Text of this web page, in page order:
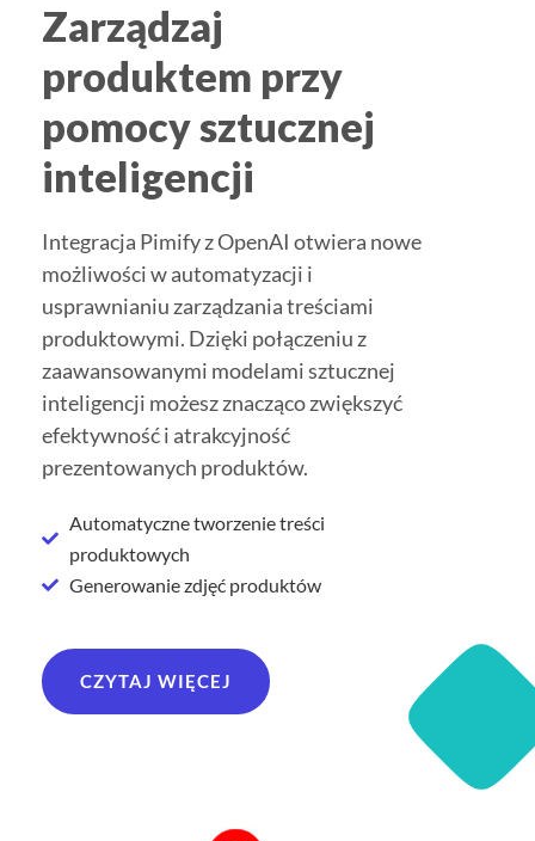
Zarządzaj
produktem przy
pomocy sztucznej
inteligencji
Integracja Pimify z OpenAI otwiera nowe
możliwości w automatyzacji i
usprawnianiu zarządzania treściami
produktowymi. Dzięki połączeniu z
zaawansowanymi modelami sztucznej
inteligencji możesz znacząco zwiększyć
efektywność i atrakcyjność
prezentowanych produktów.
Automatyczne tworzenie treści
produktowych
Generowanie zdjęć produktów
CZYTAJ WIĘCEJ